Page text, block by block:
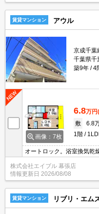
賃貸マンション アウル
京成千葉
千葉県千
築9年
4
画像：7枚
6.8万円
敷
6.8
1階
オートロック。浴室換気乾
チン。エアコン付き。
株式会社エイブル 幕張店
情報更新日 2026/08/08
賃貸マンション リブリ・エム